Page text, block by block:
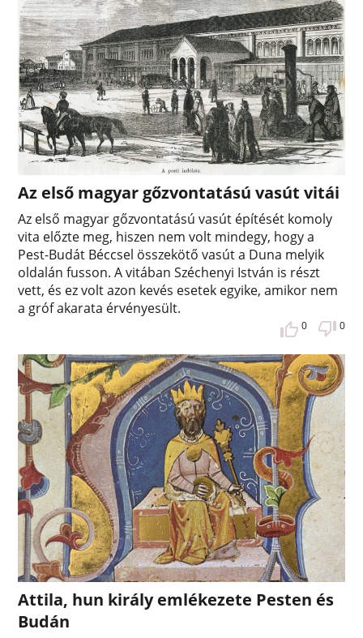
Az első magyar gőzvontatású vasút vitái
Az első magyar gőzvontatású vasút építését komoly
vita előzte meg, hiszen nem volt mindegy, hogy a
Pest-Budát Béccsel összekötő vasút a Duna melyik
oldalán fusson. A vitában Széchenyi István is részt
vett, és ez volt azon kevés esetek egyike, amikor nem
a gróf akarata érvényesült.
0 0
Attila, hun király emlékezete Pesten és
Budán